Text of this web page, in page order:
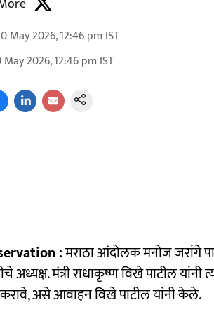
May 2026, 12:46 pm IST
May 2026, 12:46 pm IST
:मराठा आंदोलक मनोज जरांगे
अध्यक्ष. मंत्री राधाकृष्ण विखे पाटील
असे आवाहन विखे पाटील यांनी केले.